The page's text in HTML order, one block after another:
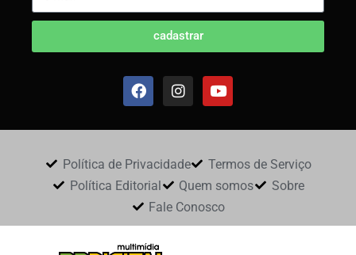
cadastrar
Política de Privacidade
Termos de Serviço
Política Editorial
Quem somos
Sobre
Fale Conosco